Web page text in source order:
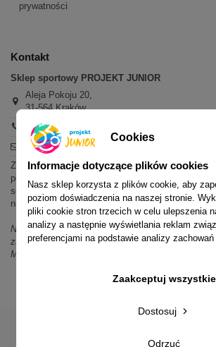
prywatności
Kontakt
Sklep sportowy PROJEKT JUNIOR
Aleja Pokoju 20,
31-564 Kraków
+48 600 779 897
sklep@projektjunior.pl
Zapraszamy do sklepu stacjonarnego:
poniedziałek - piątek: 11.00-19.00
sobota: 10.00-14.00
niedziela (każda): nieczynne
Nie odpowiadamy na wiadomości SMS. W
zamówień i oferty prosimy o kontakt mailowy,
Messenger.
Cookies
Informacje dotyczące plików cookies
Nasz sklep korzysta z plików cookie, aby
poziom doświadczenia na naszej stronie.
pliki cookie stron trzecich w celu ulepszenia
analizy a następnie wyświetlania reklam
preferencjami na podstawie analizy
Odrzuć
Dostosuj
Zaakceptuj wszystkie